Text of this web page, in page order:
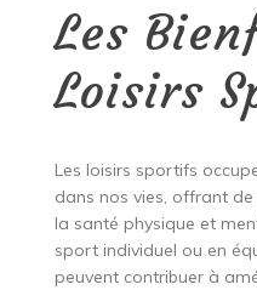
Les
Loisirs
Les loisirs sportifs
dans nos vies, offrant
la santé physique et
sport individuel ou en
peuvent contribuer à